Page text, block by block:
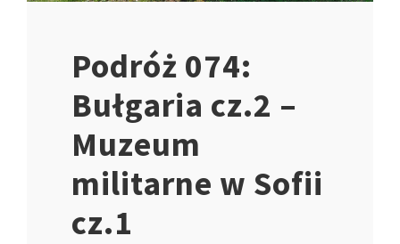
Podróż 074:
Bułgaria cz.2 –
Muzeum
militarne w Sofii
cz.1